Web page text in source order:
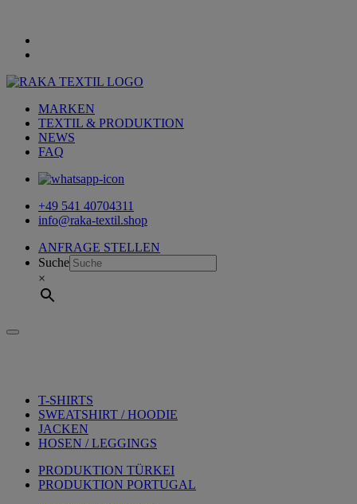
MARKEN
TEXTIL & PRODUKTION
NEWS
FAQ
+49 541 40704311
info@raka-textil.shop
ANFRAGE STELLEN
Suche
×
T-SHIRTS
SWEATSHIRT / HOODIE
JACKEN
HOSEN / LEGGINGS
PRODUKTION TÜRKEI
PRODUKTION PORTUGAL